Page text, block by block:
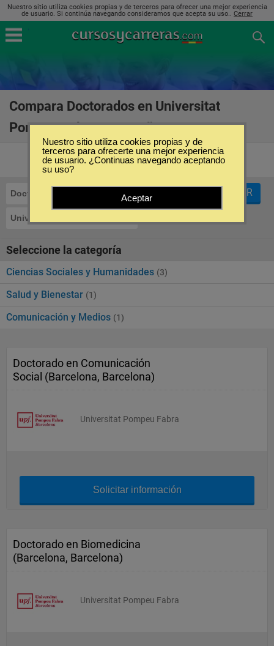
Nuestro sitio utiliza cookies propias y de terceros para ofrecer una mejor experiencia
de usuario. Si continúa navegando consideramos que acepta su uso.. Cerrar
Compara Doctorados en Universitat
Pompeu Fabra en España
Doctorados
Universitat Pompeu Fabra
FILTRAR
Seleccione la categoría
Ciencias Sociales y Humanidades (3)
Salud y Bienestar (1)
Comunicación y Medios (1)
Doctorado en Comunicación
Social (Barcelona, Barcelona)
Universitat Pompeu Fabra
Solicitar información
Doctorado en Biomedicina
(Barcelona, Barcelona)
Universitat Pompeu Fabra
Nuestro sitio utiliza cookies propias y de
terceros para ofrecerte una mejor experiencia
de usuario. ¿Continuas navegando aceptando
su uso?
Aceptar